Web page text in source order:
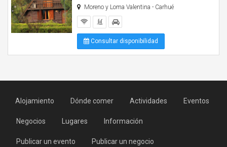
Moreno y Loma Valentina - Carhué
Consultar disponibilidad
Alojamiento Dónde comer Actividades Eventos
Negocios Lugares Información
Publicar un evento Publicar un negocio